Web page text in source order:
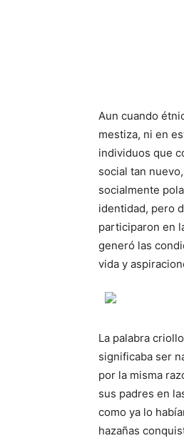
Aun cuando
mestiza, ni en
individuos que
social tan
socialmente
identidad, pero
participaron en
generó las
vida y
La palabra
significaba ser
por la misma
sus padres en
como ya lo
hazañas